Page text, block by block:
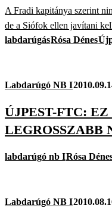
A Fradi kapitánya szerint
de a Siófok ellen javítani
labdarúgásRósa Dénes
Labdarúgó NB I
ÚJPEST-FTC:
LEGROSSZABB
labdarúgó nb IRósa
Labdarúgó NB I